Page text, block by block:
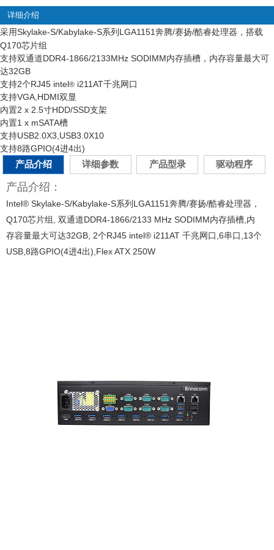
详细介绍
采用Skylake-S/Kabylake-S系列LGA1151奔腾/赛扬/酷睿处理器，搭载
Q170芯片组
支持双通道DDR4-1866/2133MHz SODIMM内存插槽，内存容量最大可
达32GB
支持2个RJ45 intel® i211AT千兆网口
支持VGA,HDMI双显
内置2 x 2.5寸HDD/SSD支架
内置1 x mSATA槽
支持USB2.0X3,USB3.0X10
支持8路GPIO(4进4出)
产品介绍
详细参数 产品型录 驱动程序
产品介绍：
Intel® Skylake-S/Kabylake-S系列LGA1151奔腾/赛扬/酷睿处理器，
Q170芯片组, 双通道DDR4-1866/2133 MHz SODIMM内存插槽,内
存容量最大可达32GB, 2个RJ45 intel® i211AT 千兆网口,6串口,13个
USB,8路GPIO(4进4出),Flex ATX 250W